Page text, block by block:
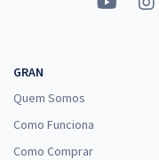
GRAN
Quem Somos
Como Funciona
Como Comprar